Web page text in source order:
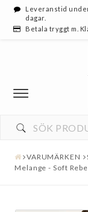
Leveranstid
dagar.
Betala tryggt m.
VARUMÄRKEN
Melange - Soft